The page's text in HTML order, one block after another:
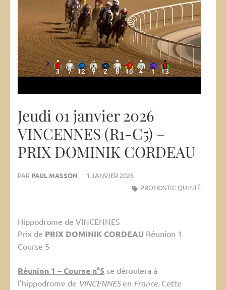
Jeudi 01 janvier 2026
VINCENNES (R1-C5) –
PRIX DOMINIK CORDEAU
PAR PAUL MASSON
1 JANVIER 2026
PRONOSTIC QUINTÉ
Hippodrome de VINCENNES
Prix de PRIX DOMINIK CORDEAU Réunion 1
Course 5
Réunion 1 – Course n°5 se déroulera à
l'hippodrome de VINCENNESen France. Cette